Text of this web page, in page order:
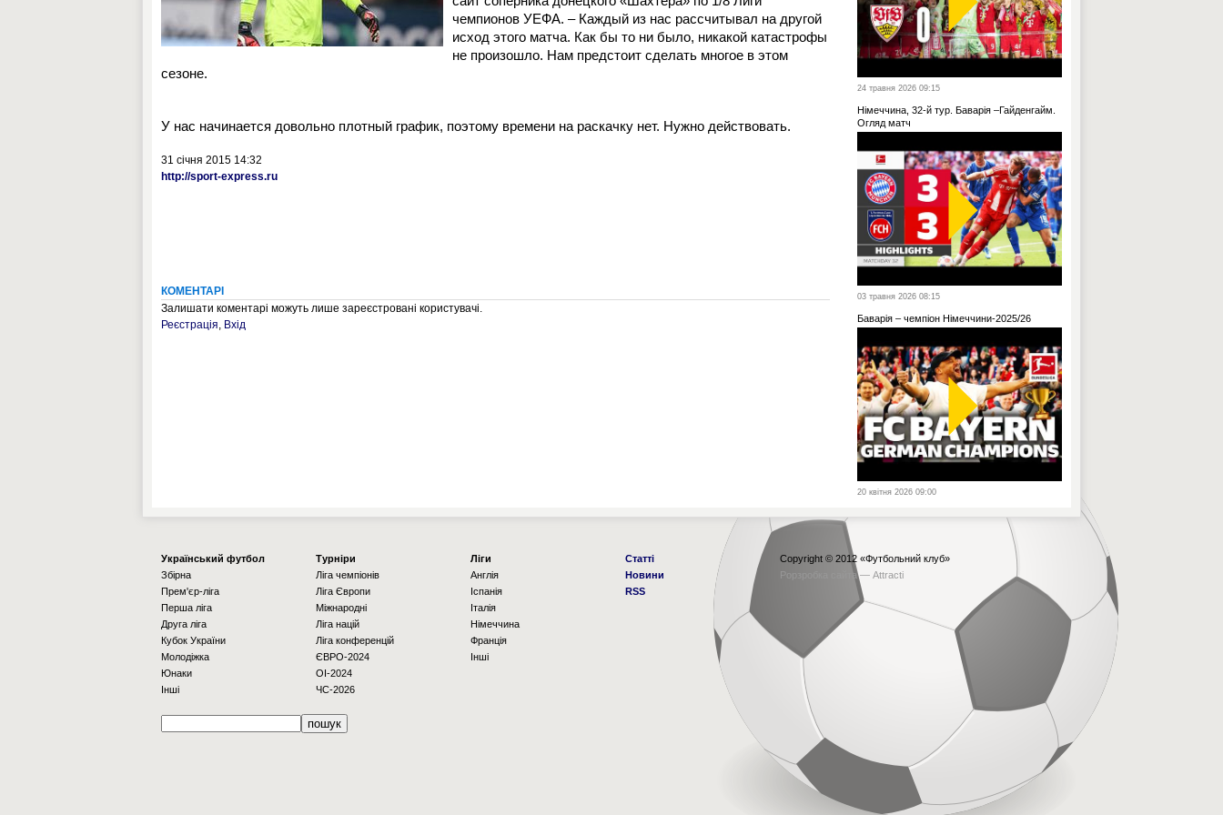
чемпионов УЕФА. – Каждый из нас рассчитывал на другой
исход этого матча. Как бы то ни было, никакой катастрофы
не произошло. Нам предстоит сделать многое в этом
сезоне.
У нас начинается довольно плотный график, поэтому времени на раскачку нет. Нужно действовать.
31 січня 2015 14:32
http://sport-express.ru
КОМЕНТАРІ
Залишати коментарі можуть лише зареєстровані користувачі.
Реєстрація, Вхід
24 травня 2026 09:15
Німеччина, 32-й тур. Баварія –Гайденгайм.
Огляд матч
03 травня 2026 08:15
Баварія – чемпіон Німеччини-2025/26
20 квітня 2026 09:00
Українcький футбол
Збірна
Прем'єр-ліга
Перша ліга
Друга ліга
Кубок України
Молодіжка
Юнаки
Інші
Турніри
Ліга чемпіонів
Ліга Європи
Міжнародні
Ліга націй
Ліга конференцій
ЄВРО-2024
OI-2024
ЧС-2026
Ліги
Англія
Іспанія
Італія
Німеччина
Франція
Інші
Статті
Новини
RSS
Copyright © 2012 «Футбольний клуб»
Рорзробка сайта — Attracti